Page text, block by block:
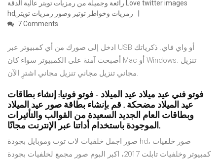
رائعة وجميلة من رمزيات تويتر عالية الدقة Love twitter images
hd,رمزيات وخواطر توتير وصور رمزيات تويتر
7 Comments
ادخل إلى صورك من أي كمبيوتر عبر USB أو واي فاي. ذكرياتك
أصبحت آمنة على الكمبيوتر سواء كان Mac أو Windows. تنزيل
مجاني تنزيل مجاني تنزيل مجاني اشترِ الآن.
فوتو فني عيد ميلاد عيد الميلاد - فوتو فونيا: إنشاء بطاقات
عيد الميلاد مضحكة . قم بإنشاء بطاقة صور عيد الميلاد
وبطاقات العام الجديد السعيدة من القوالب والتأثيرات
الموجودة باستخدام أداتنا عبر الإنترنت مجانًا.
صور اجمل خلفيات لاب توب وموبايل بجودة hd، صور خلفيات
كمبيوتر وخلفيات تابلت 2017، اكبر البوم صور مجمع لخلفيات بجودة